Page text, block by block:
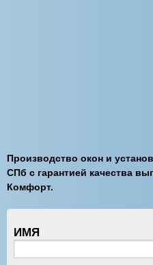
Производство окон и
СПб с гарантией качества
Комфорт.
ИМЯ